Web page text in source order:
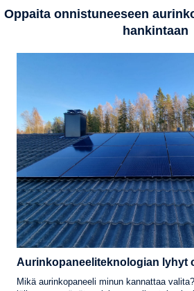
Oppaita onnistuneeseen
hankintaan
Aurinkopaneeliteknologian lyhyt
Mikä aurinkopaneeli minun kannattaa